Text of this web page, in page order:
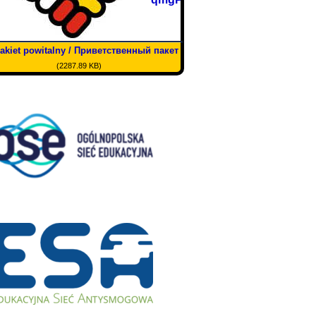
powitalny / Приветственный пакет
(2287.89 KB)